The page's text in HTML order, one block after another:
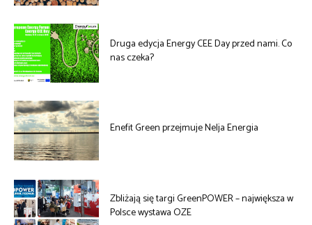
Druga edycja Energy CEE Day przed nami. Co
nas czeka?
Enefit Green przejmuje Nelja Energia
Zbliżają się targi GreenPOWER – największa w
Polsce wystawa OZE